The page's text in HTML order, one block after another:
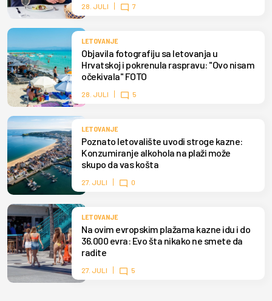
28. JULI 7
LETOVANJE
Objavila fotografiju sa letovanja u
Hrvatskoj i pokrenula raspravu: "Ovo nisam
očekivala" FOTO
28. JULI 5
LETOVANJE
Poznato letovalište uvodi stroge kazne:
Konzumiranje alkohola na plaži može
skupo da vas košta
27. JULI 0
LETOVANJE
Na ovim evropskim plažama kazne idu i do
36.000 evra: Evo šta nikako ne smete da
radite
27. JULI 5